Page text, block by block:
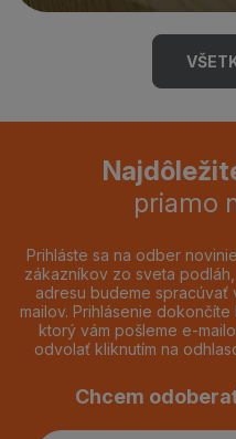
priamo
Prihláste sa na odber
zákazníkov zo sveta
adresu budeme spracúvať
mailov. Prihlásenie
ktorý vám pošleme e-
odvolať kliknutím na
Chcem